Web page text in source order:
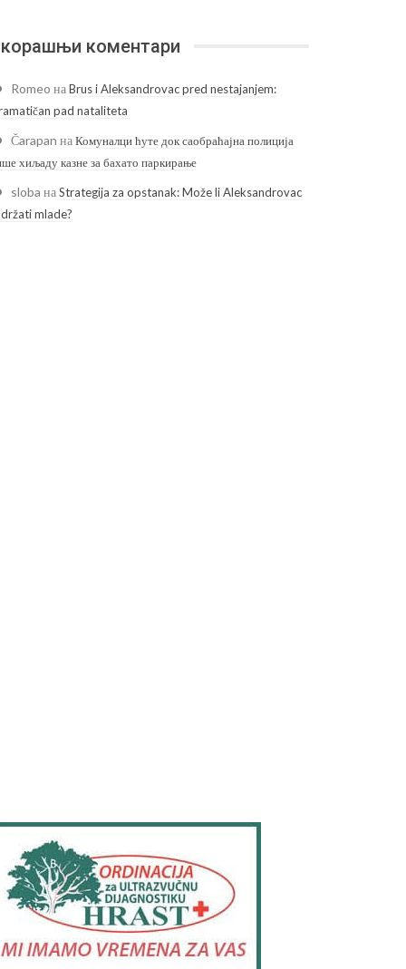
коментари
Romeo наBrus i Aleksandrovac pred nestajanjem:
pad nataliteta
Čarapan наКомуналци ћуте док саобраћајна полиција
хиљаду казне за бахато паркирање
sloba наStrategija za opstanak: Može li Aleksandrovac
mlade?